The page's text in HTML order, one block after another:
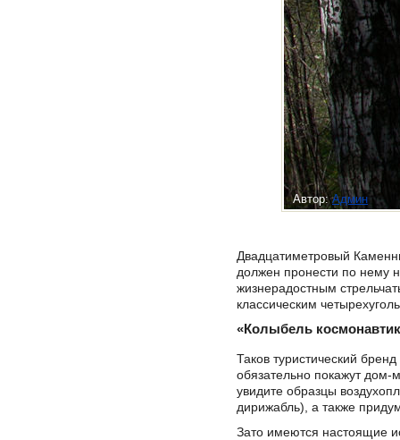
Автор:Админ
Двадцатиметровый
должен пронести по нему
жизнерадостным
классическим
«Колыбель
Таков туристический
обязательно покажут дом-
увидите образцы
дирижабль), а также
Зато имеются настоящие